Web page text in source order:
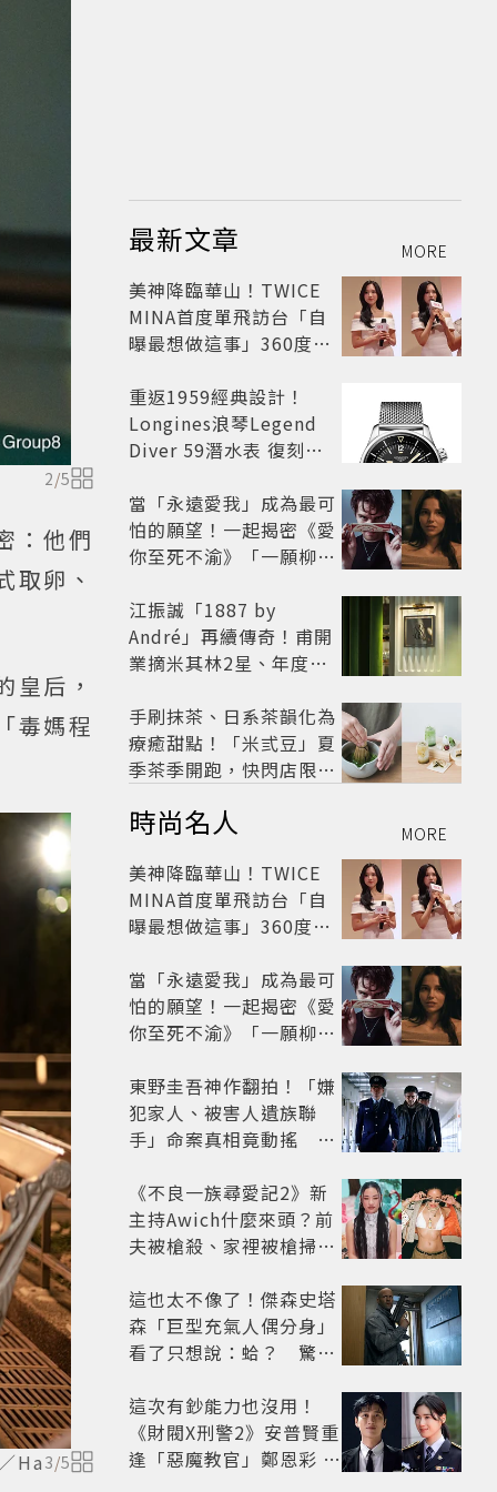
2/5
：他們
取卵、
皇后，
毒媽程
Ha 3/5
最新文章 MORE
美神降臨華山！TWICE
MINA首度單飛訪台「自
曝最想做這事」360度0
開
重返1959經典設計！
Longines浪琴Legend
Diver 59潛水表 復刻懷
當「永遠愛我」成為最可
怕的願望！一起揭密《愛
你至死不渝》「一願柳」
路
江振誠「1887 by
André」再續傳奇！甫開
業摘米其林2星、年度開
手刷抹茶、日系茶韻化為
療癒甜點！「米弎豆」夏
季茶季開跑，快閃店限定
時尚名人 MORE
美神降臨華山！TWICE
MINA首度單飛訪台「自
曝最想做這事」360度0
開
當「永遠愛我」成為最可
怕的願望！一起揭密《愛
你至死不渝》「一願柳」
路
東野圭吾神作翻拍！「嫌
犯家人、被害人遺族聯
手」命案真相竟動搖
框架展開
《不良一族尋愛記2》新
主持Awich什麼來頭？前
夫被槍殺、家裡被槍掃射
馬！
這也太不像了！傑森史塔
森「巨型充氣人偶分身」
看了只想說：蛤？ 驚喜
這次有鈔能力也沒用！
《財閥X刑警2》安普賢重
逢「惡魔教官」鄭恩彩 首